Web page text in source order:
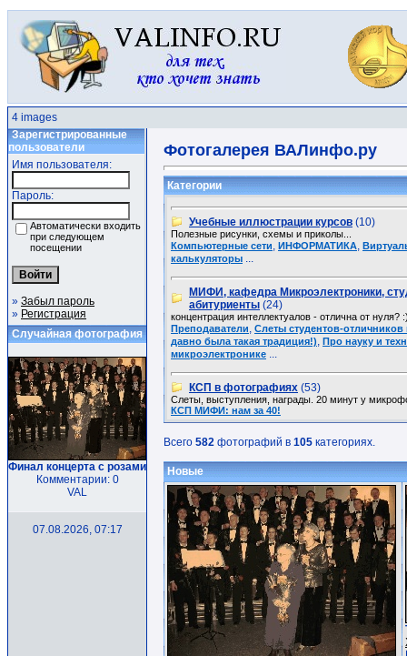
4 images
Зарегистрированные
пользователи
Имя пользователя:
Пароль:
Автоматически входить
при следующем
посещении
» Забыл пароль
» Регистрация
Случайная фотография
Финал концерта с розами
Комментарии: 0
VAL
07.08.2026, 07:17
Фотогалерея ВАЛинфо.ру
Категории
Учебные иллюстрации курсов (10)
Полезные рисунки, схемы и приколы...
Компьютерные сети, ИНФОРМАТИКА,
калькуляторы ...
МИФИ, кафедра Микроэлектроники,
абитуриенты (24)
концентрация интеллектуалов - отлична от нуля?
Преподаватели, Слеты студентов-
давно была такая традиция!), Про науку и
микроэлектронике ...
КСП в фотографиях (53)
Слеты, выступления, награды. 20 минут у
КСП МИФИ: нам за 40!
Всего 582 фотографий в 105 категориях.
Новые